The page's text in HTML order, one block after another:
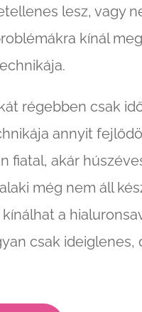
lesz, vagy
kínál
régebben csak
annyit
fiatal, akár
még nem áll
a
csak ideiglenes,